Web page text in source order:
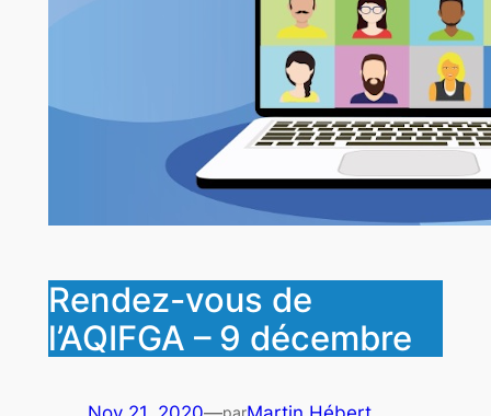
Rendez-vous de
l’AQIFGA – 9 décembre
par